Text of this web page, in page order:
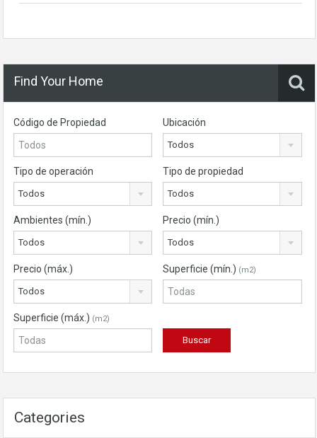
Find Your Home
Código de Propiedad Ubicación
Todos
Tipo de operación
Todos
Tipo de propiedad
Todos
Ambientes (mín.)
Todos
Precio (mín.)
Todos
Precio (máx.)
Todos
Superficie (mín.) (m2)
Superficie (máx.) (m2)
Categories